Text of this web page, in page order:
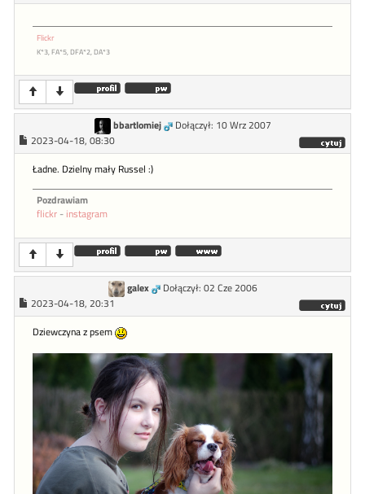
Flickr
K*3, FA*5, DFA*2, DA*3
bbartlomiej
Dołączył: 10 Wrz 2007
2023-04-18, 08:30
Ładne. Dzielny mały Russel :)
Pozdrawiam
flickr - instagram
galex
Dołączył: 02 Cze 2006
2023-04-18, 20:31
Dziewczyna z psem